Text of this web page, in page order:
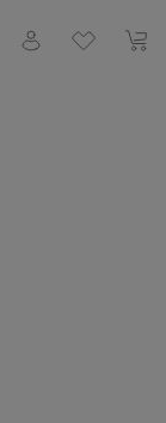
Vous avez 0Le